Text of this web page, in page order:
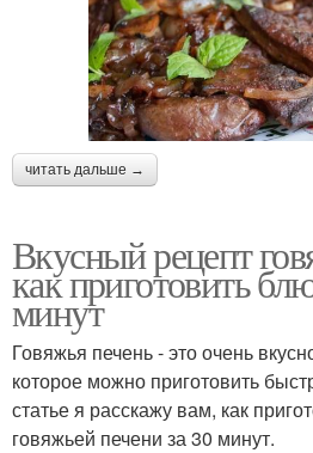
читать дальше →
Вкусный рецепт
как приготовить
минут
Говяжья печень - это очень
которое можно приготовить
статье я расскажу вам, как
говяжьей печени за 30 минут.